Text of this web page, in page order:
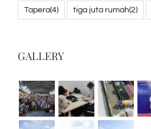
Tapera(4) tiga juta rumah(2)
GALLERY